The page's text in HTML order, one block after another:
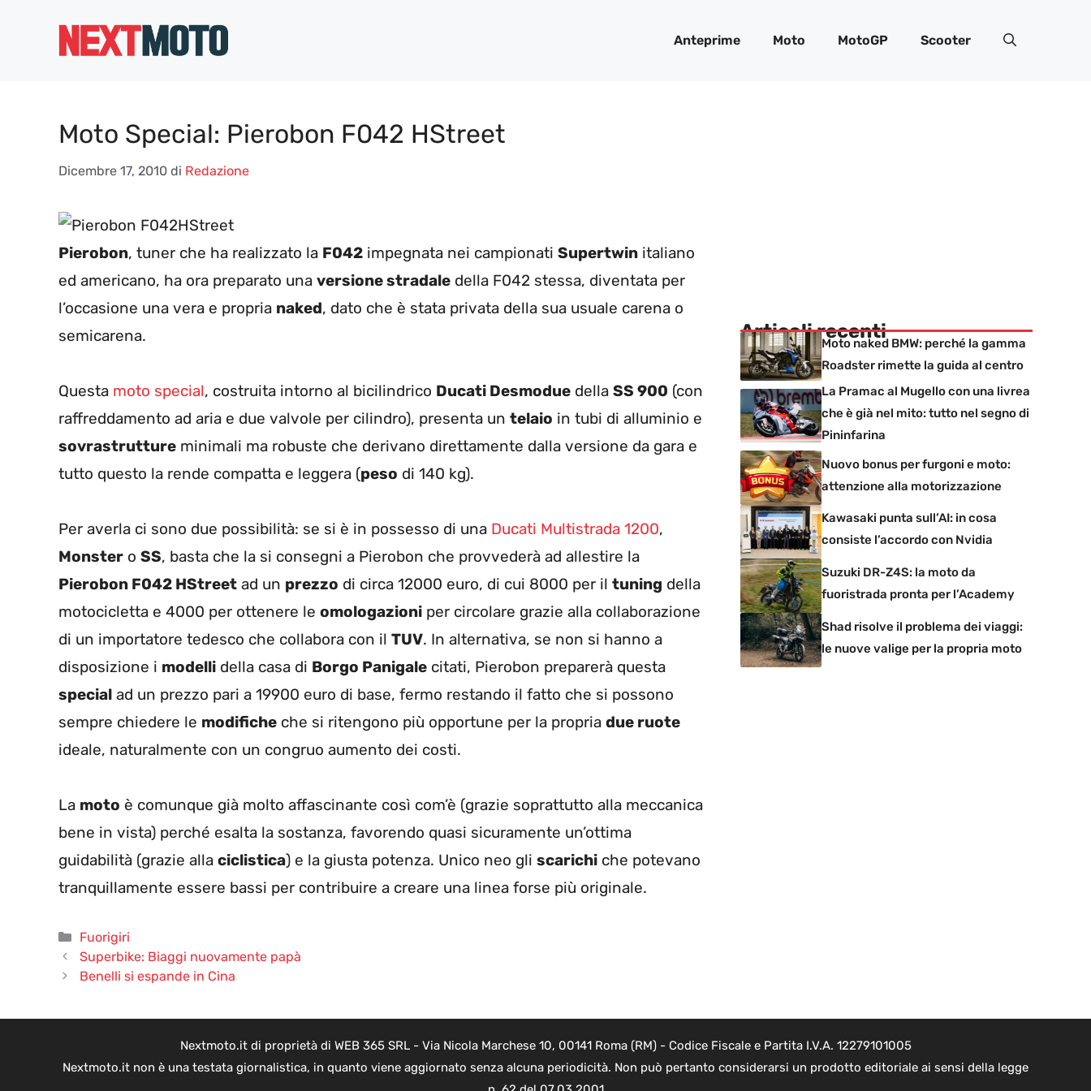
Anteprime Moto MotoGP Scooter
Moto Special: Pierobon F042 HStreet
Dicembre 17, 2010 di Redazione
Pierobon, tuner che ha realizzato la F042 impegnata nei campionati Supertwin italiano
ed americano, ha ora preparato una versione stradale della F042 stessa, diventata per
l’occasione una vera e propria naked, dato che è stata privata della sua usuale carena o
semicarena.
Questa moto special, costruita intorno al bicilindrico Ducati Desmodue della SS 900 (con
raffreddamento ad aria e due valvole per cilindro), presenta un telaio in tubi di alluminio e
sovrastrutture minimali ma robuste che derivano direttamente dalla versione da gara e
tutto questo la rende compatta e leggera (peso di 140 kg).
Per averla ci sono due possibilità: se si è in possesso di una Ducati Multistrada 1200,
Monster o SS, basta che la si consegni a Pierobon che provvederà ad allestire la
Pierobon F042 HStreet ad un prezzo di circa 12000 euro, di cui 8000 per il tuning della
motocicletta e 4000 per ottenere le omologazioni per circolare grazie alla collaborazione
di un importatore tedesco che collabora con il TUV. In alternativa, se non si hanno a
disposizione i modelli della casa di Borgo Panigale citati, Pierobon preparerà questa
special ad un prezzo pari a 19900 euro di base, fermo restando il fatto che si possono
sempre chiedere le modifiche che si ritengono più opportune per la propria due ruote
ideale, naturalmente con un congruo aumento dei costi.
La moto è comunque già molto affascinante così com’è (grazie soprattutto alla meccanica
bene in vista) perché esalta la sostanza, favorendo quasi sicuramente un’ottima
guidabilità (grazie alla ciclistica) e la giusta potenza. Unico neo gli scarichi che potevano
tranquillamente essere bassi per contribuire a creare una linea forse più originale.
Categorie
Fuorigiri
Superbike: Biaggi nuovamente papà
Benelli si espande in Cina
Articoli recenti
Moto naked BMW: perché la gamma
Roadster rimette la guida al centro
La Pramac al Mugello con una livrea
che è già nel mito: tutto nel segno di
Pininfarina
Nuovo bonus per furgoni e moto:
attenzione alla motorizzazione
Kawasaki punta sull’AI: in cosa
consiste l’accordo con Nvidia
Suzuki DR-Z4S: la moto da
fuoristrada pronta per l’Academy
Shad risolve il problema dei viaggi:
le nuove valige per la propria moto
Nextmoto.it di proprietà di WEB 365 SRL - Via Nicola Marchese 10, 00141 Roma (RM) - Codice Fiscale e Partita I.V.A. 12279101005
Nextmoto.it non è una testata giornalistica, in quanto viene aggiornato senza alcuna periodicità. Non può pertanto considerarsi un prodotto editoriale ai sensi della legge